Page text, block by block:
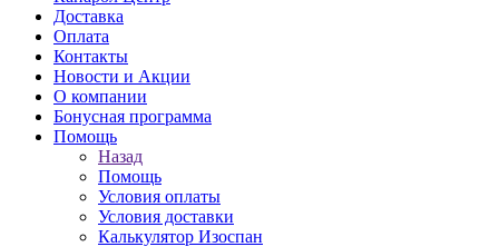
Доставка
Оплата
Контакты
Новости и Акции
О компании
Бонусная программа
Помощь
Назад
Помощь
Условия оплаты
Условия доставки
Калькулятор Изоспан